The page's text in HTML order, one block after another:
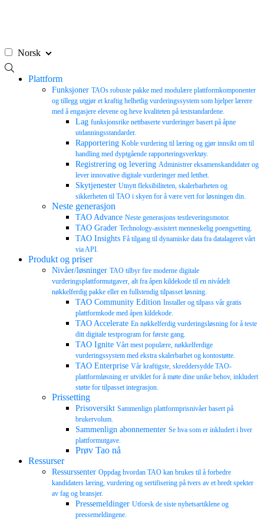
Norsk
Plattform
Funksjoner TAOs robuste pakke med modulære plattformkomponenter
og tillegg utgjør et kraftig helhetlig vurderingssystem som hjelper lærere
med å engasjere elevene og heve kvaliteten på teststandardene.
Lag funksjonsrike nettbaserte vurderinger basert på åpne
utdanningsstandarder.
Rapportering Koble vurdering til læring og gjør innsikt om til
handling med dyptgående rapporteringsverktøy.
Registrering og levering Administrer eksamenskandidater og
lever innovative digitale vurderinger med letthet.
Skytjenester Utnytt fleksibiliteten, skalerbarheten og
sikkerheten til TAO i skyen for å være vert for løsningen din.
Neste generasjon
TAO Advance Neste generasjons testleveringsmotor.
TAO Grader Technology-assistert menneskelig poengsetting.
TAO Insights Få tilgang til dynamiske data fra datalageret vårt
via API.
Produkt og priser
Nivåer/løsninger TAO tilbyr fire moderne digitale
vurderingsplattformutgaver, alt fra åpen kildekode til en nivådelt
nøkkelferdig pakke eller en fullstendig tilpasset løsning.
TAO Community Edition Installer og tilpass vår gratis
plattformkode med åpen kildekode.
TAO Accelerate En nøkkelferdig vurderingsløsning for å teste
ditt digitale testprogram for første gang.
TAO Ignite Vårt mest populære, nøkkelferdige
vurderingssystem med ekstra skalerbarhet og kontostøtte.
TAO Enterprise Vår kraftigste, skreddersydde TAO-
plattformløsning er utviklet for å møte dine unike behov, inkludert
støtte for tilpasset integrasjon.
Prissetting
Prisoversikt Sammenlign plattformprisnivåer basert på
brukervolum.
Sammenlign abonnementer Se hva som er inkludert i hver
plattformutgave.
Prøv Tao nå
Ressurser
Ressurssenter Oppdag hvordan TAO kan brukes til å forbedre
kandidaters læring, vurdering og sertifisering på tvers av et bredt spekter
av fag og bransjer.
Pressemeldinger Utforsk de siste nyhetsartiklene og
pressemeldingene.